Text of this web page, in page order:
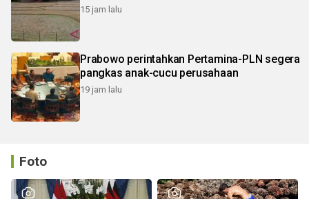
15 jam lalu
Prabowo perintahkan Pertamina-PLN segera
pangkas anak-cucu perusahaan
19 jam lalu
Foto